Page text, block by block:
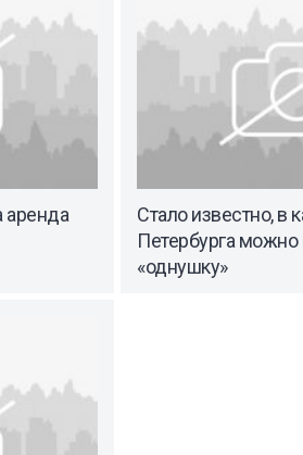
аренда
Стало известно, в
Петербурга можно
«однушку»